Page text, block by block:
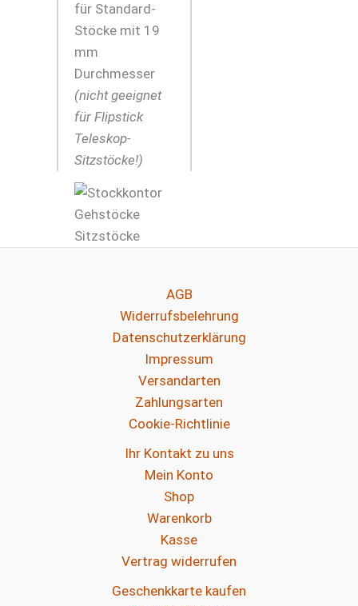
für Standard-
Stöcke mit 19
mm
Durchmesser
(nicht geeignet
für Flipstick
Teleskop-
Sitzstöcke!)
AGB
Widerrufsbelehrung
Datenschutzerklärung
Impressum
Versandarten
Zahlungsarten
Cookie-Richtlinie
Ihr Kontakt zu uns
Mein Konto
Shop
Warenkorb
Kasse
Vertrag widerrufen
Geschenkkarte kaufen